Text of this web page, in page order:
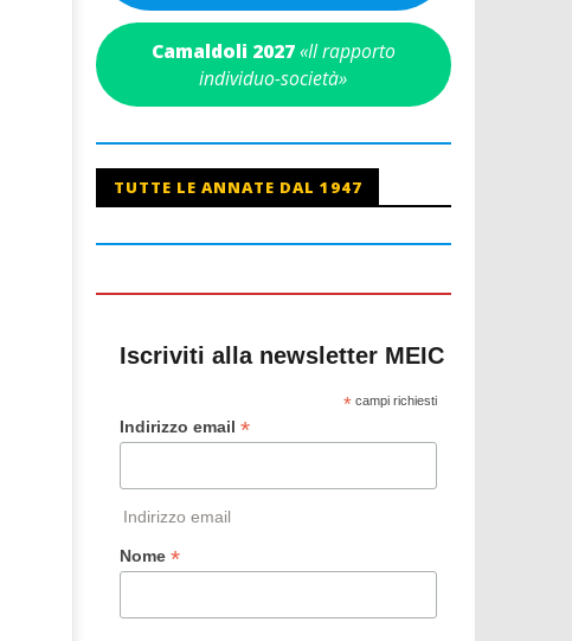
Camaldoli 2027 «Il rapporto
individuo-società»
TUTTE LE ANNATE DAL 1947
Iscriviti alla newsletter MEIC
* campi richiesti
Indirizzo email *
Indirizzo email
Nome *